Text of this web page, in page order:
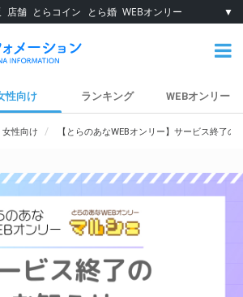
店舗 とらコイン とら婚 WEBオンリー ▼
性向け ランキング WEBオンリー
女性向け 【とらのあなWEBオンリー】サービス終了の